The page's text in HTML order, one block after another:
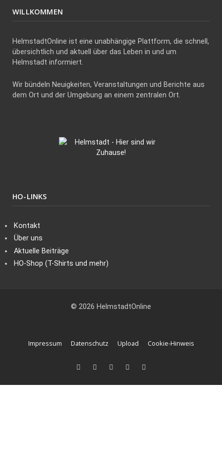
WILLKOMMEN
HelmstadtOnline ist eine unabhängige Plattform, die schnell,
übersichtlich und aktuell über das Leben in und um
Helmstadt informiert.
Wir bündeln Neuigkeiten, Veranstaltungen und Berichte aus
dem Ort und der Umgebung an einem zentralen Ort.
HO-LINKS
Kontakt
Über uns
Aktuelle Beiträge
HO-Shop (T-Shirts und mehr)
© 2026 HelmstadtOnline
Impressum Datenschutz Upload Cookie-Hinweis